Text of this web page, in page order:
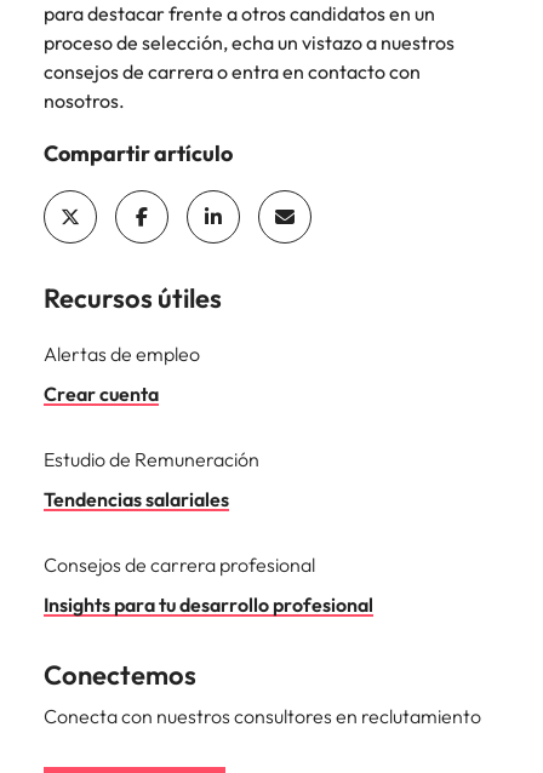
para destacar frente a otros candidatos en un
proceso de selección, echa un vistazo a nuestros
consejos de carrera o entra en contacto con
nosotros.
Compartir artículo
Recursos útiles
Alertas de empleo
Crear cuenta
Estudio de Remuneración
Tendencias salariales
Consejos de carrera profesional
Insights para tu desarrollo profesional
Conectemos
Conecta con nuestros consultores en reclutamiento